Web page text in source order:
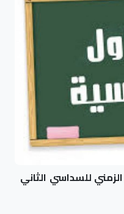
للسداسي الثاني